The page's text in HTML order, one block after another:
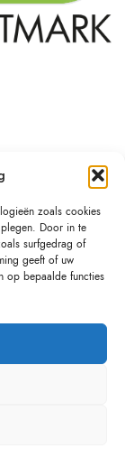
zoals cookies
Door in te
surfgedrag of
geeft of uw
op bepaalde functies